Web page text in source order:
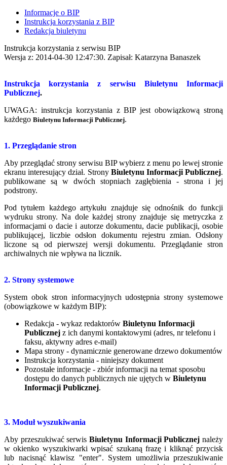
Informacje o BIP
Instrukcja korzystania z BIP
Redakcja biuletynu
Instrukcja korzystania z serwisu BIP
Wersja z: 2014-04-30 12:47:30. Zapisał: Katarzyna Banaszek
Instrukcja korzystania z serwisu Biuletynu Informacji
Publicznej.
UWAGA: instrukcja korzystania z BIP jest obowiązkową stroną
każdego Biuletynu Informacji Publicznej.
1. Przeglądanie stron
Aby przeglądać strony serwisu BIP wybierz z menu po lewej stronie
ekranu interesujący dział. Strony Biuletynu Informacji Publicznej.
publikowane są w dwóch stopniach zagłębienia - strona i jej
podstrony.
Pod tytułem każdego artykułu znajduje się odnośnik do funkcji
wydruku strony. Na dole każdej strony znajduje się metryczka z
informacjami o dacie i autorze dokumentu, dacie publikacji, osobie
publikującej, liczbie odsłon dokumentu rejestru zmian. Odsłony
liczone są od pierwszej wersji dokumentu. Przeglądanie stron
archiwalnych nie wpływa na licznik.
2. Strony systemowe
System obok stron informacyjnych udostępnia strony systemowe
(obowiązkowe w każdym BIP):
Redakcja - wykaz redaktorów Biuletynu Informacji
Publicznej z ich danymi kontaktowymi (adres, nr telefonu i
faksu, aktywny adres e-mail)
Mapa strony - dynamicznie generowane drzewo dokumentów
Instrukcja korzystania - niniejszy dokument
Pozostałe informacje - zbiór informacji na temat sposobu
dostępu do danych publicznych nie ujętych w Biuletynu
Informacji Publicznej.
3. Moduł wyszukiwania
Aby przeszukiwać serwis Biuletynu Informacji Publicznej należy
w okienko wyszukiwarki wpisać szukaną frazę i kliknąć przycisk
lub nacisnąć klawisz "enter". System umożliwia przeszukiwanie